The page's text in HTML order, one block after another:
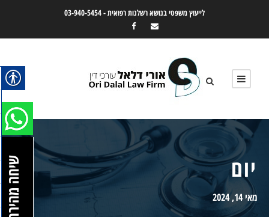
לייעוץ משפטי בנושא רשלנות רפואית -03-940-5454
יום
מאי 14, 2024 שיחה מהירה